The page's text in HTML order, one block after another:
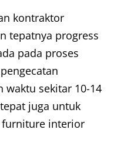
kontraktor
tepatnya progress
pada proses
waktu sekitar 10-14
juga untuk
furniture interior